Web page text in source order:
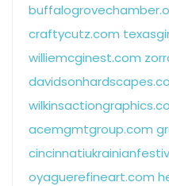
craftycutz.com
williemcginest.com
acemgmtgroup.com
oyaguerefineart.com